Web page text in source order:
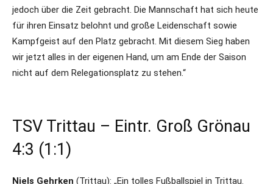
jedoch über die Zeit gebracht. Die Mannschaft hat sich heute
für ihren Einsatz belohnt und große Leidenschaft sowie
Kampfgeist auf den Platz gebracht. Mit diesem Sieg haben
wir jetzt alles in der eigenen Hand, um am Ende der Saison
nicht auf dem Relegationsplatz zu stehen.“
TSV Trittau – Eintr. Groß Grönau
4:3 (1:1)
Niels Gehrken (Trittau): „Ein tolles Fußballspiel in Trittau.